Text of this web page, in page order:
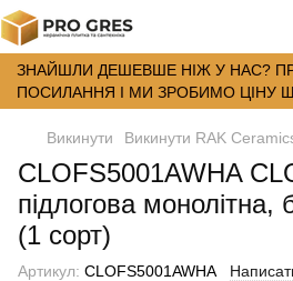
ЗНАЙШЛИ ДЕШЕВШЕ НІЖ У НАС?
ПОСИЛАННЯ І МИ ЗРОБИМО ЦІНУ
Викинути Викинути RAK
CLOFS5001AWHA
підлогова монолітна,
(1 сорт)
Артикул: CLOFS5001AWHA